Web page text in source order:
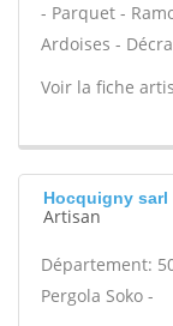
- Parquet -
Ardoises -
Voir la fiche
Hocquigny sarl
Artisan
Département:
Pergola Soko -